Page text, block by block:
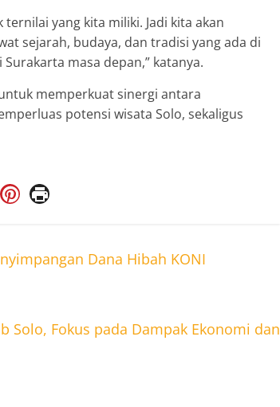
yang kita miliki. Jadi kita akan
sejarah, budaya, dan tradisi yang ada di
masa depan,” katanya.
memperkuat sinergi antara
potensi wisata Solo, sekaligus
Dana Hibah KONI
Solo, Fokus pada Dampak Ekonomi dan